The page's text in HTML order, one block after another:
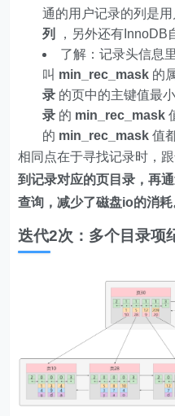
通的用户记录的列是
列
，另外还有InnoDB
了解：记录头信息
叫 min_rec_mask 的
录 的页中的主键值最
录 的 min_rec_mask
的 min_rec_mask 值
相同点在于寻找记录时，
到记录对应的页目录，再
查询，减少了磁盘io的消耗
迭代2次：多个目录项